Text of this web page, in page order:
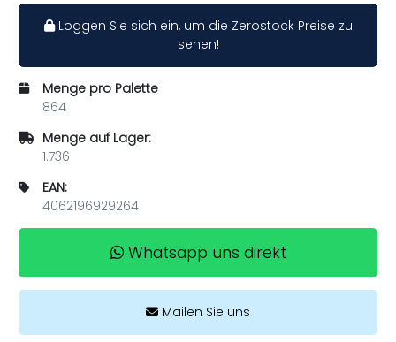
Loggen Sie sich ein, um die Zerostock Preise zu
sehen!
Menge pro Palette
864
Menge auf Lager:
1.736
EAN:
4062196929264
Whatsapp uns direkt
Mailen Sie uns